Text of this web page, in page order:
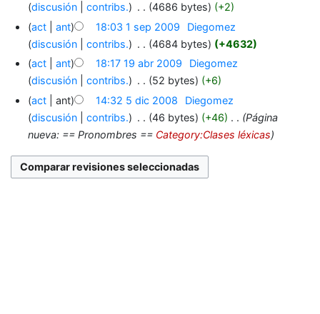
discusión
contribs. 4686 bytes
+2
act
ant 18:03 1 sep 2009
Diegomez
discusión
contribs. 4684 bytes
+4632
act
ant 18:17 19 abr 2009
Diegomez
discusión
contribs. 52 bytes
+6
act
ant 14:32 5 dic 2008
Diegomez
discusión
contribs. 46 bytes +46
Página
nueva: == Pronombres == Category:Clases léxicas